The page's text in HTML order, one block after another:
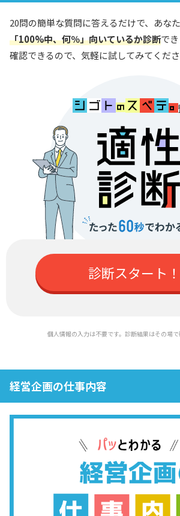
20問の簡単な質問に答えるだけで、あな
「100%中、何％」向いているか診断で
確認できるので、気軽に試してみてくださ
診断スタート！
個人情報の入力は不要です。診断結果はその場で
経営企画の仕事内容